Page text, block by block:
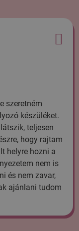
szeretném
készüléket.
teljesen
hogy rajtam
helyre hozni a
nem is
és nem zavar,
ajánlani tudom